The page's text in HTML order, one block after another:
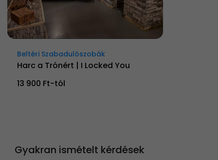
Beltéri Szabadulószobák
Harc a Trónért | I Locked You
13 900 Ft-tól
Gyakran ismételt kérdések